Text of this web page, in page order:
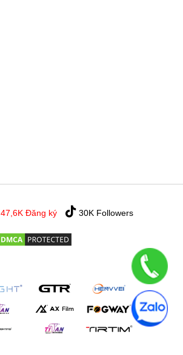
47,6K Đăng ký 30K Followers